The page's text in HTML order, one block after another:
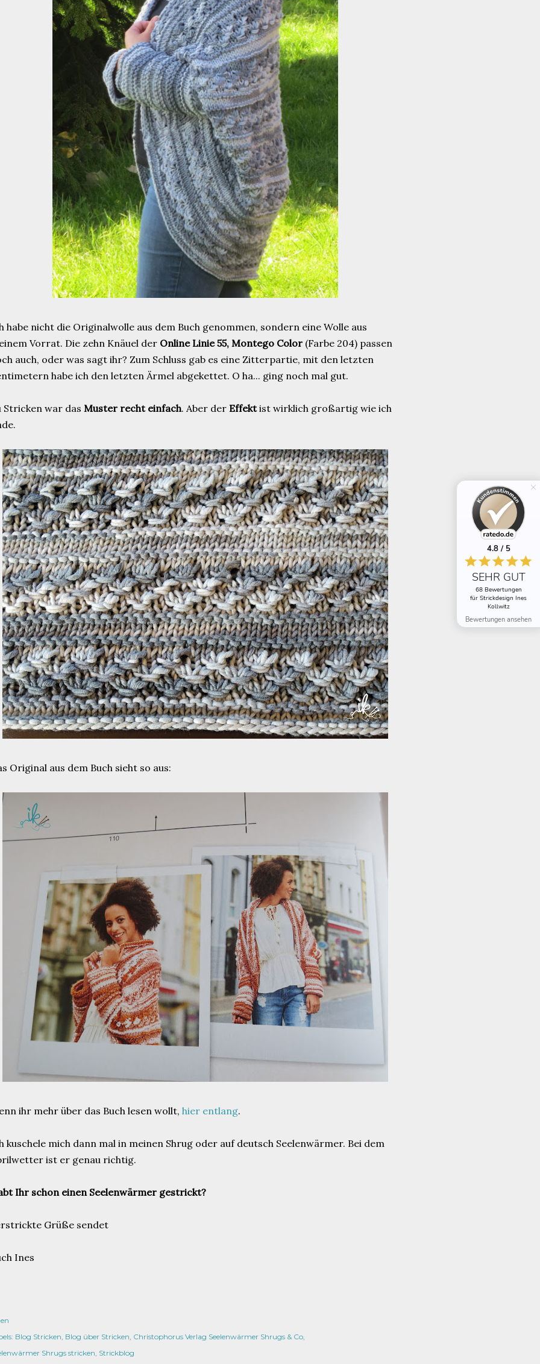
habe nicht die Originalwolle aus dem Buch genommen, sondern eine Wolle aus
Vorrat. Die zehn Knäuel der Online Linie 55, Montego Color (Farbe 204) passen
auch, oder was sagt ihr? Zum Schluss gab es eine Zitterpartie, mit den letzten
habe ich den letzten Ärmel abgekettet. O ha... ging noch mal gut.
Stricken war das Muster recht einfach. Aber der Effektist wirklich großartig wie ich
Original aus dem Buch sieht so aus:
ihr mehr über das Buch lesen wollt, hier entlang.
kuschele mich dann mal in meinen Shrug oder auf deutsch Seelenwärmer. Bei dem
ist er genau richtig.
Ihr schon einen Seelenwärmer gestrickt?
Grüße sendet
Ines
Blog Stricken Blog über Stricken Christophorus Verlag Seelenwärmer Shrugs & Co
Shrugs stricken Strickblog
4.8 / 5
SEHR GUT
68 Bewertungen
für Strickdesign Ines
Kollwitz
Bewertungen ansehen